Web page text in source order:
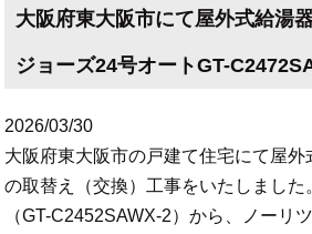
大阪府東大阪市にて屋外式給湯
ジョーズ24号オートGT-
2026/03/30
大阪府東大阪市の戸建て住宅にて屋
の取替え（交換）工事をいたしました
（GT-C2452SAWX-2）から、ノーリ